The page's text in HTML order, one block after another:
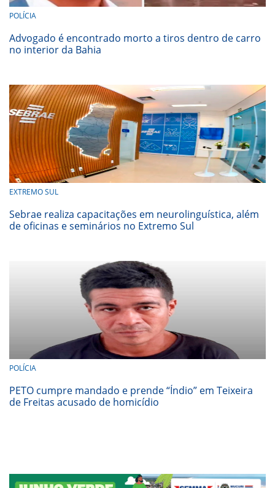
POLÍCIA
Advogado é encontrado morto a tiros dentro de carro
no interior da Bahia
EXTREMO SUL
Sebrae realiza capacitações em neurolinguística, além
de oficinas e seminários no Extremo Sul
POLÍCIA
PETO cumpre mandado e prende “Índio” em Teixeira
de Freitas acusado de homicídio